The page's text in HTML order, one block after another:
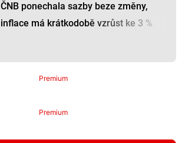
ČNB ponechala sazby beze změny,
inflace má krátkodobě vzrůst ke 3 %
Premium
Premium